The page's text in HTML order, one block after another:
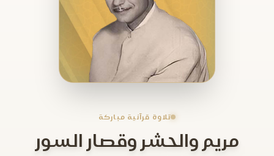
تلاوة قرآنية مباركة
مريم والحشر وقصار السور